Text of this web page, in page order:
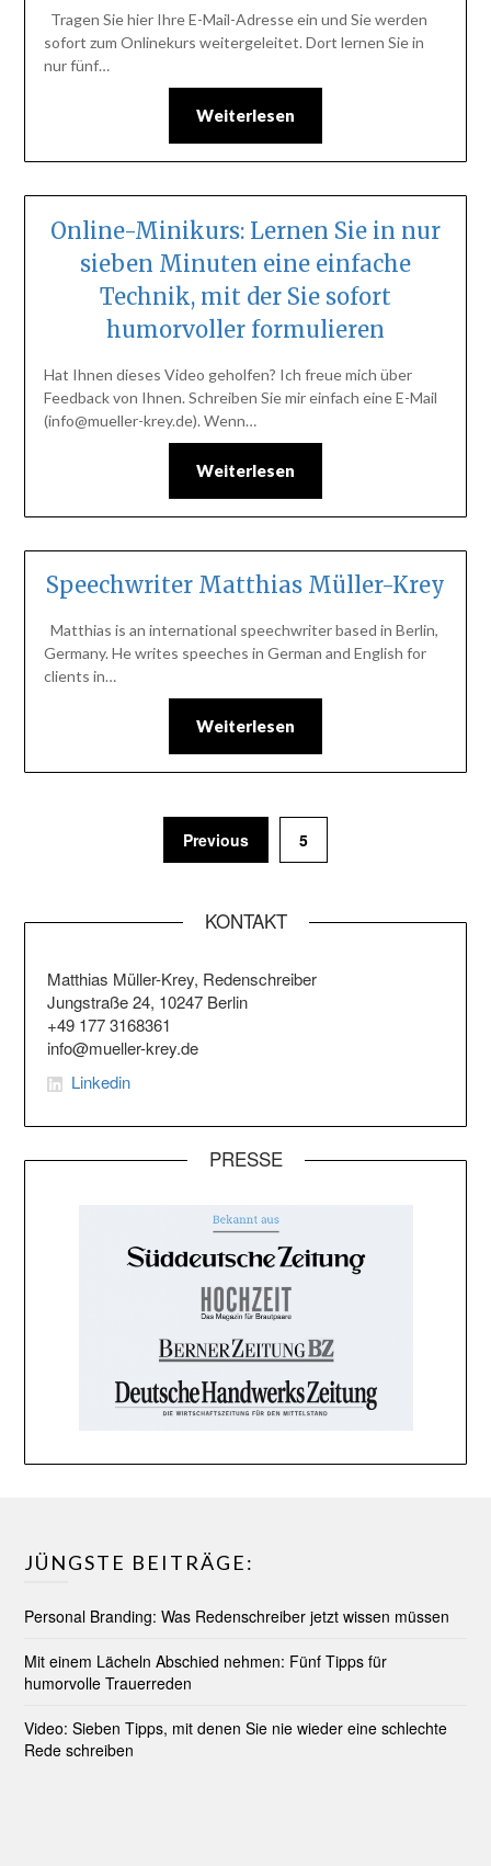
Tragen Sie hier Ihre E-Mail-Adresse ein und Sie werden
sofort zum Onlinekurs weitergeleitet. Dort lernen Sie in
nur fünf…
Weiterlesen
Online-Minikurs: Lernen Sie in nur
sieben Minuten eine einfache
Technik, mit der Sie sofort
humorvoller formulieren
Hat Ihnen dieses Video geholfen? Ich freue mich über
Feedback von Ihnen. Schreiben Sie mir einfach eine E-Mail
(info@mueller-krey.de). Wenn…
Weiterlesen
Speechwriter Matthias Müller-Krey
Matthias is an international speechwriter based in Berlin,
Germany. He writes speeches in German and English for
clients in…
Weiterlesen
Previous 5
KONTAKT
Matthias Müller-Krey, Redenschreiber
Jungstraße 24, 10247 Berlin
+49 177 3168361
info@mueller-krey.de
Linkedin
PRESSE
JÜNGSTE BEITRÄGE:
Personal Branding: Was Redenschreiber jetzt wissen müssen
Mit einem Lächeln Abschied nehmen: Fünf Tipps für
humorvolle Trauerreden
Video: Sieben Tipps, mit denen Sie nie wieder eine schlechte
Rede schreiben